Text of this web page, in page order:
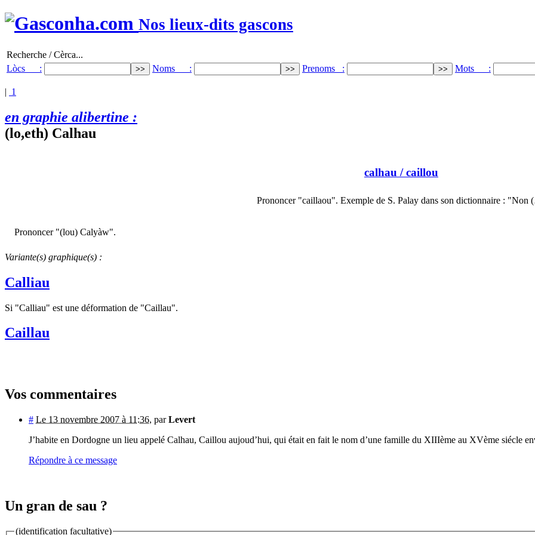
Nos lieux-dits gascons
Recherche / Cèrca...
Lòcs :
Noms : Prenoms : Mots :
| 1
en graphie alibertine :
(lo,eth) Calhau
calhau / caillou
Prononcer "caillaou". Exemple de S. Palay dans son dictionnaire : "Non
Prononcer "(lou) Calyàw".
Variante(s) graphique(s) :
Calliau
Si "Calliau" est une déformation de "Caillau".
Caillau
Vos commentaires
# Le 13 novembre 2007 à 11:36, parLevert
J’habite en Dordogne un lieu appelé Calhau, Caillou aujoud’hui, qui était en fait le nom d’une famille du XIIIème au XVème siécle
Répondre à ce message
Un gran de sau ?
(identification facultative)